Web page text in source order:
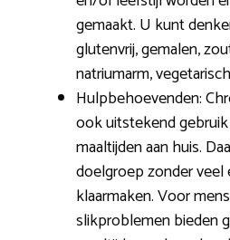
gemaakt. U kunt
glutenvrij, gemalen,
natriumarm,
Hulpbehoevenden:
ook uitstekend
maaltijden aan huis.
doelgroep zonder veel
klaarmaken. Voor
slikproblemen bieden